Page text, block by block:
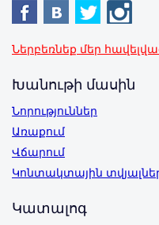
Ներբեռնեք մեր
Խանութի մասին
Նորություններ
Առաքում
Վճարում
Կոնտակտային
Կատալոգ